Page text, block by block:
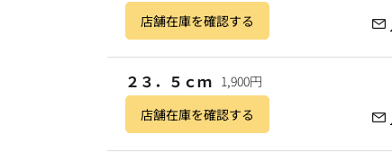
店舗在庫を確認する
２３．５ｃｍ 1,900円
店舗在庫を確認する